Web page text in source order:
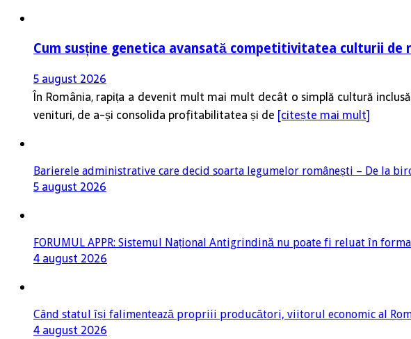
Cum susține genetica avansată competitivitatea culturii de
5 august 2026
În România, rapița a devenit mult mai mult decât o simplă cultură
venituri, de a-și consolida profitabilitatea și de [citește mai mult]
Barierele administrative care decid soarta legumelor românești – De la
5 august 2026
FORUMUL APPR: Sistemul Național Antigrindină nu poate fi reluat în
4 august 2026
Când statul își falimentează propriii producători, viitorul economic al
4 august 2026